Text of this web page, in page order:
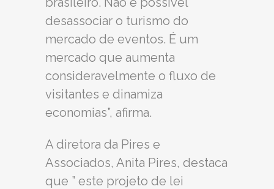
desassociar o turismo do
mercado de eventos. É um
mercado que aumenta
consideravelmente o fluxo de
visitantes e dinamiza
economias”, afirma.
A diretora da Pires e
Associados, Anita Pires, destaca
que ” este projeto de lei